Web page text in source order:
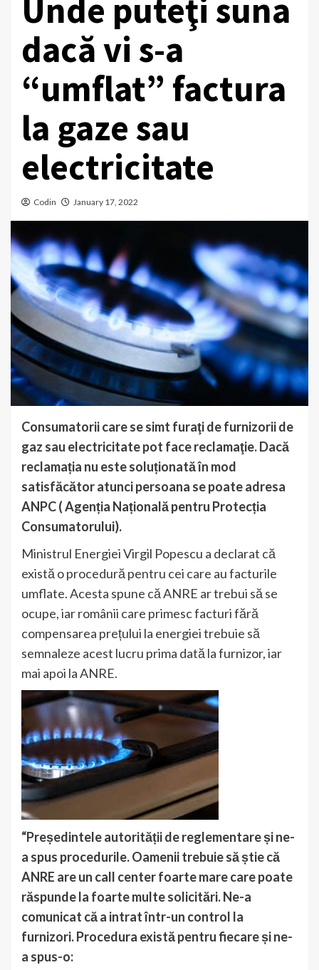
Unde puteţi suna
dacă vi s-a
“umflat” factura
la gaze sau
electricitate
Codin January 17, 2022
Consumatorii care se simt furaţi de furnizorii de
gaz sau electricitate pot face reclamaţie. Dacă
reclamația nu este soluționată în mod
satisfăcător atunci persoana se poate adresa
ANPC ( Agenția Națională pentru Protecția
Consumatorului).
Ministrul Energiei Virgil Popescu a declarat că
există o procedură pentru cei care au facturile
umflate. Acesta spune că ANRE ar trebui să se
ocupe, iar românii care primesc facturi fără
compensarea prețului la energiei trebuie să
semnaleze acest lucru prima dată la furnizor, iar
mai apoi la ANRE.
“Președintele autorității de reglementare și ne-
a spus procedurile. Oamenii trebuie să știe că
ANRE are un call center foarte mare care poate
răspunde la foarte multe solicitări. Ne-a
comunicat că a intrat într-un control la
furnizori. Procedura există pentru fiecare și ne-
a spus-o: